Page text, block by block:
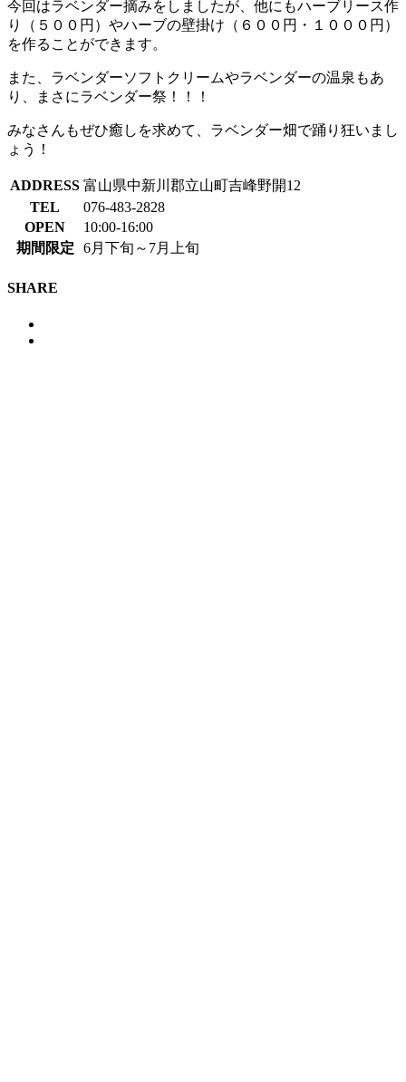
今回はラベンダー摘みをしましたが、他にもハーブリース作
り（５００円）やハーブの壁掛け（６００円・１０００円）
を作ることができます。
また、ラベンダーソフトクリームやラベンダーの温泉もあ
り、まさにラベンダー祭！！！
みなさんもぜひ癒しを求めて、ラベンダー畑で踊り狂いまし
ょう！
ADDRESS 富山県中新川郡立山町吉峰野開12‎
TEL
076-483-2828
OPEN
10:00-16:00
期間限定
6月下旬～7月上旬
SHARE